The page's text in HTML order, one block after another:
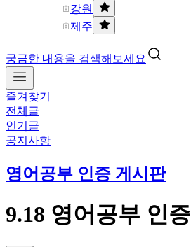
강원
제주
궁금한 내용을 검색해보세요
즐겨찾기
전체글
인기글
공지사항
영어공부 인증 게시판
9.18 영어공부 인증